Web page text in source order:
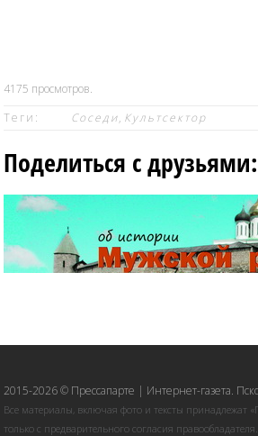
4175 просмотров.
Теги:
Соседи, Культсектор
Поделиться с друзьями:
2015-2026 © Прессапарте | Интернет-газета.
Все материалы, включая фото и тексты принадлежат
только с предварительного согласия